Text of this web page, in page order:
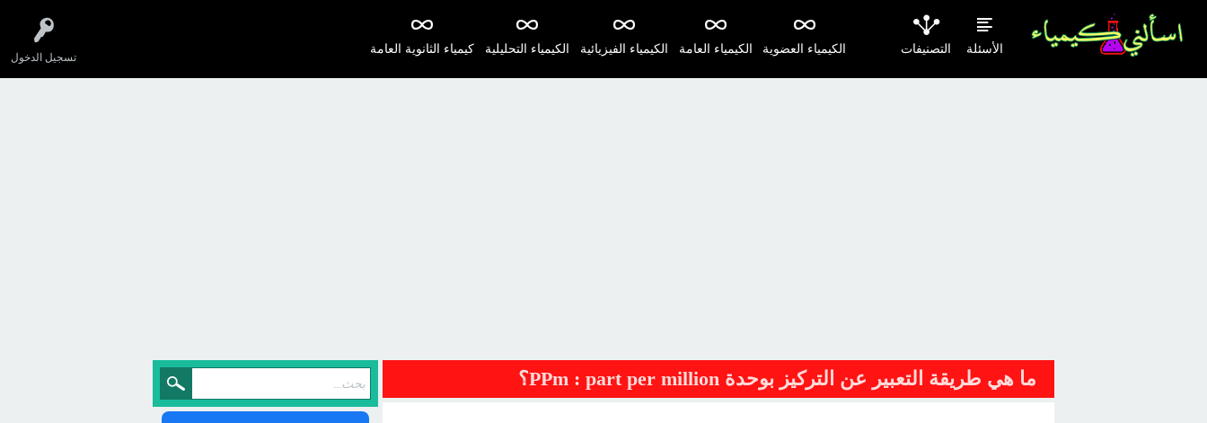
تسجيل الدخول
الأسئلة التصنيفات كيمياء الثانوية العامة الكيمياء التحليلية الكيمياء الفيزيائية الكيمياء العامة الكيمياء العضوية
ما هي طريقة التعبير عن التركيز بوحدة PPm : part per million؟